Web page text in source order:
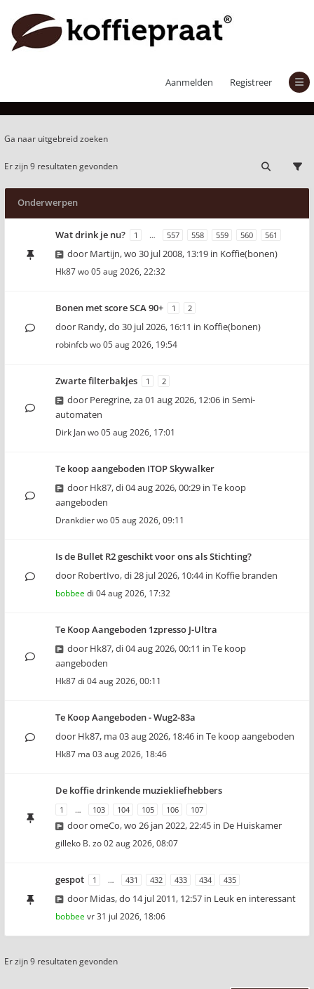
Aanmelden Registreer
Ga naar uitgebreid zoeken
Er zijn 9 resultaten gevonden
Onderwerpen
Wat drink je nu? 1 … 557 558 559 560 561
door Martijn,wo 30 jul 2008, 13:19 in Koffie(bonen)
Hk87wo 05 aug 2026, 22:32
Bonen met score SCA 90+ 1 2
door Randy,do 30 jul 2026, 16:11 in Koffie(bonen)
robinfcbwo 05 aug 2026, 19:54
Zwarte filterbakjes 1 2
door Peregrine,za 01 aug 2026, 12:06 in Semi-
automaten
Dirk Janwo 05 aug 2026, 17:01
Te koop aangeboden ITOP Skywalker
door Hk87,di 04 aug 2026, 00:29 in Te koop
aangeboden
Drankdierwo 05 aug 2026, 09:11
Is de Bullet R2 geschikt voor ons als Stichting?
door RobertIvo,di 28 jul 2026, 10:44in Koffie branden
bobbeedi 04 aug 2026, 17:32
Te Koop Aangeboden 1zpresso J-Ultra
door Hk87,di 04 aug 2026, 00:11 in Te koop
aangeboden
Hk87di 04 aug 2026, 00:11
Te Koop Aangeboden - Wug2-83a
door Hk87, ma 03 aug 2026, 18:46 in Te koop aangeboden
Hk87 ma 03 aug 2026, 18:46
De koffie drinkende muziekliefhebbers
1 … 103 104 105 106 107
dooromeCo,wo 26 jan 2022, 22:45 in De Huiskamer
gilleko B.zo 02 aug 2026, 08:07
gespot 1 … 431 432 433 434 435
door Midas,do 14 jul 2011, 12:57 in Leuk en interessant
bobbeevr 31 jul 2026, 18:06
Er zijn 9 resultaten gevonden